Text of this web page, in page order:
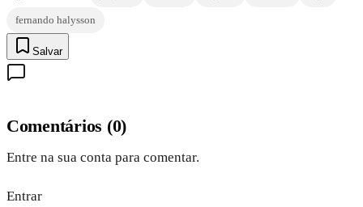
fernando halysson
Salvar
Comentários (0)
Entre na sua conta para comentar.
Entrar